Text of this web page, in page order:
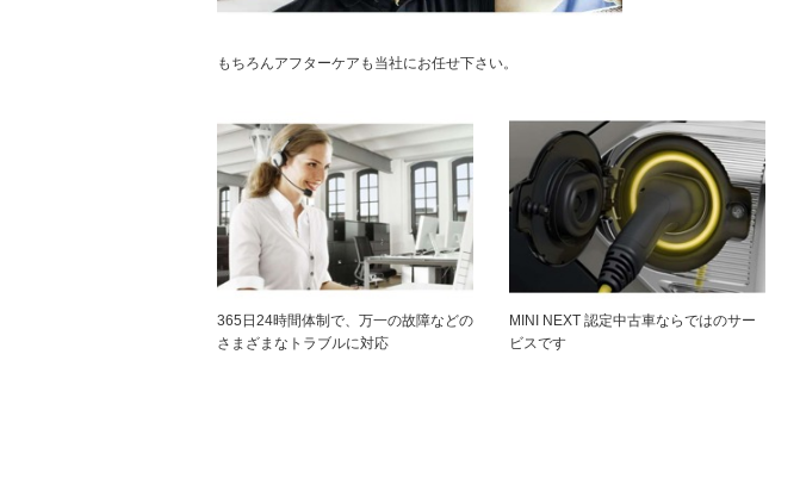
もちろんアフターケアも当社にお任せ下さい。
365日24時間体制で、万一の故障などの
さまざまなトラブルに対応
MINI NEXT 認定中古車ならではのサー
ビスです